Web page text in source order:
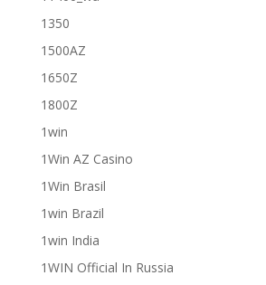
1350
1500AZ
1650Z
1800Z
1win
1Win AZ Casino
1Win Brasil
1win Brazil
1win India
1WIN Official In Russia